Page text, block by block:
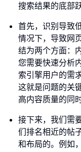
搜索结果的底部
首先，识别导致
情况下，导致网
结为两个方面：
您需要快速分析
索引擎用户的需
这就是问题的关
高内容质量的同
接下来，我们需
们排名相近的帖
和布局的。例如